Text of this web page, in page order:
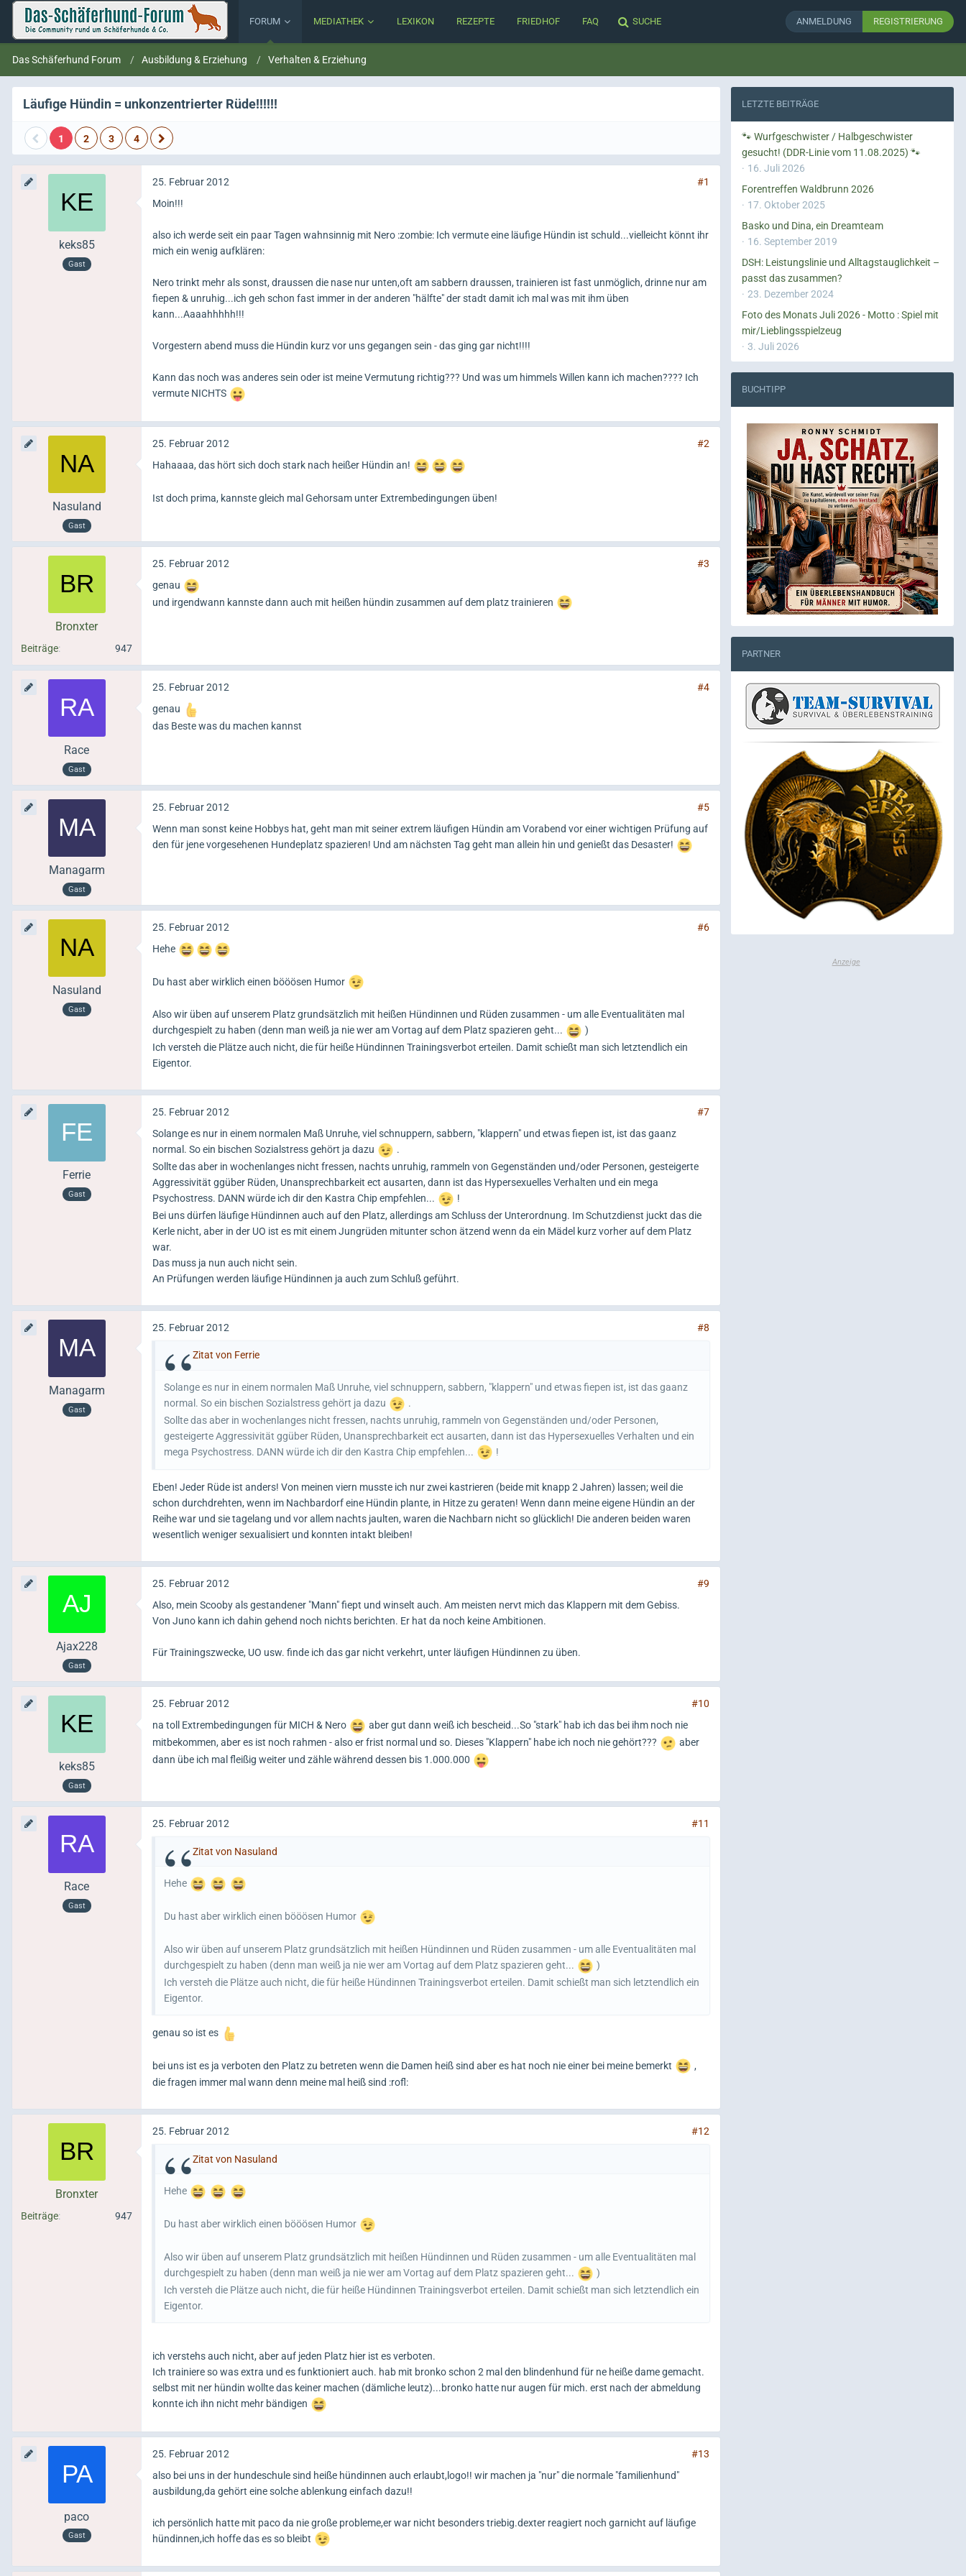
FORUM MEDIATHEK LEXIKON REZEPTE FRIEDHOF FAQ SUCHE ANMELDUNG REGISTRIERUNG
Das Schäferhund Forum Ausbildung & Erziehung Verhalten & Erziehung
Läufige Hündin = unkonzentrierter Rüde!!!!!!
1 2 3 4
keks85
Gast
25. Februar 2012
#1
Moin!!!
also ich werde seit ein paar Tagen wahnsinnig mit Nero :zombie: Ich vermute eine läufige Hündin ist schuld...vielleicht könnt ihr
mich ein wenig aufklären:
Nero trinkt mehr als sonst, draussen die nase nur unten,oft am sabbern draussen, trainieren ist fast unmöglich, drinne nur am
fiepen & unruhig...ich geh schon fast immer in der anderen "hälfte" der stadt damit ich mal was mit ihm üben
kann...Aaaahhhhh!!!
Vorgestern abend muss die Hündin kurz vor uns gegangen sein - das ging gar nicht!!!!
Kann das noch was anderes sein oder ist meine Vermutung richtig??? Und was um himmels Willen kann ich machen???? Ich
vermute NICHTS
Nasuland
Gast
25. Februar 2012
#2
Hahaaaa, das hört sich doch stark nach heißer Hündin an!
Ist doch prima, kannste gleich mal Gehorsam unter Extrembedingungen üben!
Bronxter
Beiträge 947
25. Februar 2012
#3
genau
und irgendwann kannste dann auch mit heißen hündin zusammen auf dem platz trainieren
Race
Gast
25. Februar 2012
#4
genau
das Beste was du machen kannst
Managarm
Gast
25. Februar 2012
#5
Wenn man sonst keine Hobbys hat, geht man mit seiner extrem läufigen Hündin am Vorabend vor einer wichtigen Prüfung auf
den für jene vorgesehenen Hundeplatz spazieren! Und am nächsten Tag geht man allein hin und genießt das Desaster!
Nasuland
Gast
25. Februar 2012
#6
Hehe
Du hast aber wirklich einen bööösen Humor
Also wir üben auf unserem Platz grundsätzlich mit heißen Hündinnen und Rüden zusammen - um alle Eventualitäten mal
durchgespielt zu haben (denn man weiß ja nie wer am Vortag auf dem Platz spazieren geht...
)
Ich versteh die Plätze auch nicht, die für heiße Hündinnen Trainingsverbot erteilen. Damit schießt man sich letztendlich ein
Eigentor.
Ferrie
Gast
25. Februar 2012
#7
Solange es nur in einem normalen Maß Unruhe, viel schnuppern, sabbern, "klappern" und etwas fiepen ist, ist das gaanz
normal. So ein bischen Sozialstress gehört ja dazu
.
Sollte das aber in wochenlanges nicht fressen, nachts unruhig, rammeln von Gegenständen und/oder Personen, gesteigerte
Aggressivität ggüber Rüden, Unansprechbarkeit ect ausarten, dann ist das Hypersexuelles Verhalten und ein mega
Psychostress. DANN würde ich dir den Kastra Chip empfehlen...
!
Bei uns dürfen läufige Hündinnen auch auf den Platz, allerdings am Schluss der Unterordnung. Im Schutzdienst juckt das die
Kerle nicht, aber in der UO ist es mit einem Jungrüden mitunter schon ätzend wenn da ein Mädel kurz vorher auf dem Platz
war.
Das muss ja nun auch nicht sein.
An Prüfungen werden läufige Hündinnen ja auch zum Schluß geführt.
Managarm
Gast
25. Februar 2012 #8
Zitat von Ferrie
Solange es nur in einem normalen Maß Unruhe, viel schnuppern, sabbern, "klappern" und etwas fiepen ist, ist das gaanz
normal. So ein bischen Sozialstress gehört ja dazu
.
Sollte das aber in wochenlanges nicht fressen, nachts unruhig, rammeln von Gegenständen und/oder Personen,
gesteigerte Aggressivität ggüber Rüden, Unansprechbarkeit ect ausarten, dann ist das Hypersexuelles Verhalten und ein
mega Psychostress. DANN würde ich dir den Kastra Chip empfehlen...
!
Eben! Jeder Rüde ist anders! Von meinen viern musste ich nur zwei kastrieren (beide mit knapp 2 Jahren) lassen; weil die
schon durchdrehten, wenn im Nachbardorf eine Hündin plante, in Hitze zu geraten! Wenn dann meine eigene Hündin an der
Reihe war und sie tagelang und vor allem nachts jaulten, waren die Nachbarn nicht so glücklich! Die anderen beiden waren
wesentlich weniger sexualisiert und konnten intakt bleiben!
Ajax228
Gast
25. Februar 2012
#9
Also, mein Scooby als gestandener "Mann" fiept und winselt auch. Am meisten nervt mich das Klappern mit dem Gebiss.
Von Juno kann ich dahin gehend noch nichts berichten. Er hat da noch keine Ambitionen.
Für Trainingszwecke, UO usw. finde ich das gar nicht verkehrt, unter läufigen Hündinnen zu üben.
keks85
Gast
25. Februar 2012
#10
na toll Extrembedingungen für MICH & Nero
aber gut dann weiß ich bescheid...So "stark" hab ich das bei ihm noch nie
mitbekommen, aber es ist noch rahmen - also er frist normal und so. Dieses "Klappern" habe ich noch nie gehört???
aber
dann übe ich mal fleißig weiter und zähle während dessen bis 1.000.000
Race
Gast
25. Februar 2012 #11
Zitat von Nasuland
Hehe
Du hast aber wirklich einen bööösen Humor
Also wir üben auf unserem Platz grundsätzlich mit heißen Hündinnen und Rüden zusammen - um alle Eventualitäten mal
durchgespielt zu haben (denn man weiß ja nie wer am Vortag auf dem Platz spazieren geht...
)
Ich versteh die Plätze auch nicht, die für heiße Hündinnen Trainingsverbot erteilen. Damit schießt man sich letztendlich ein
Eigentor.
genau so ist es
bei uns ist es ja verboten den Platz zu betreten wenn die Damen heiß sind aber es hat noch nie einer bei meine bemerkt
,
die fragen immer mal wann denn meine mal heiß sind :rofl:
Bronxter
Beiträge 947
25. Februar 2012 #12
Zitat von Nasuland
Hehe
Du hast aber wirklich einen bööösen Humor
Also wir üben auf unserem Platz grundsätzlich mit heißen Hündinnen und Rüden zusammen - um alle Eventualitäten mal
durchgespielt zu haben (denn man weiß ja nie wer am Vortag auf dem Platz spazieren geht...
)
Ich versteh die Plätze auch nicht, die für heiße Hündinnen Trainingsverbot erteilen. Damit schießt man sich letztendlich ein
Eigentor.
ich verstehs auch nicht, aber auf jeden Platz hier ist es verboten.
Ich trainiere so was extra und es funktioniert auch. hab mit bronko schon 2 mal den blindenhund für ne heiße dame gemacht.
selbst mit ner hündin wollte das keiner machen (dämliche leutz)...bronko hatte nur augen für mich. erst nach der abmeldung
konnte ich ihn nicht mehr bändigen
paco
Gast
25. Februar 2012
#13
also bei uns in der hundeschule sind heiße hündinnen auch erlaubt,logo!! wir machen ja "nur" die normale "familienhund"
ausbildung,da gehört eine solche ablenkung einfach dazu!!
ich persönlich hatte mit paco da nie große probleme,er war nicht besonders triebig.dexter reagiert noch garnicht auf läufige
hündinnen,ich hoffe das es so bleibt
LETZTE BEITRÄGE
🐾 Wurfgeschwister / Halbgeschwister
gesucht! (DDR-Linie vom 11.08.2025) 🐾
16. Juli 2026
Forentreffen Waldbrunn 2026
17. Oktober 2025
Basko und Dina, ein Dreamteam
16. September 2019
DSH: Leistungslinie und Alltagstauglichkeit –
passt das zusammen?
23. Dezember 2024
Foto des Monats Juli 2026 - Motto : Spiel mit
mir/Lieblingsspielzeug
3. Juli 2026
BUCHTIPP
PARTNER